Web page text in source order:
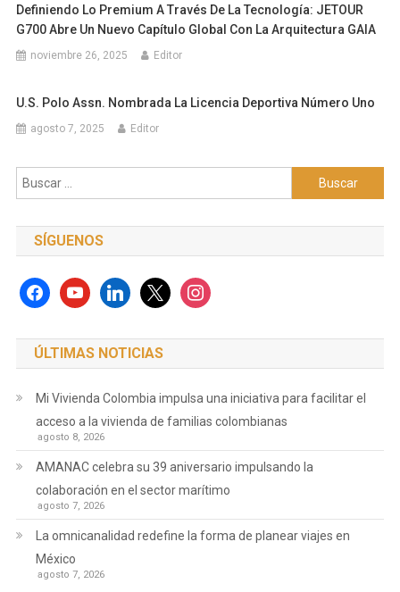
Definiendo Lo Premium A Través De La Tecnología: JETOUR
G700 Abre Un Nuevo Capítulo Global Con La Arquitectura GAIA
noviembre 26, 2025 Editor
U.S. Polo Assn. Nombrada La Licencia Deportiva Número Uno
agosto 7, 2025 Editor
Buscar:
SÍGUENOS
facebookyoutubelinkedinx instagram
ÚLTIMAS NOTICIAS
Mi Vivienda Colombia impulsa una iniciativa para facilitar el
acceso a la vivienda de familias colombianas
agosto 8, 2026
AMANAC celebra su 39 aniversario impulsando la
colaboración en el sector marítimo
agosto 7, 2026
La omnicanalidad redefine la forma de planear viajes en
México
agosto 7, 2026